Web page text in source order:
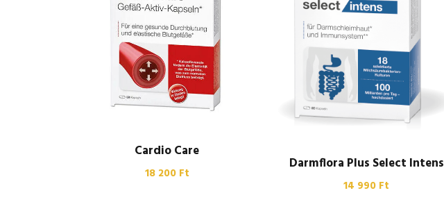
Cardio Care
18 200 Ft
Darmflora Plus Select Intens
14 990 Ft